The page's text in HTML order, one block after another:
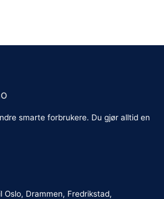
smarte forbrukere. Du gjør alltid en
Drammen, Fredrikstad,